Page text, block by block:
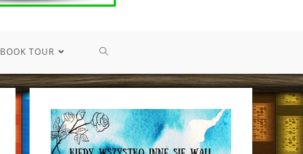
BOOK TOUR TOGGLE
SEARCH